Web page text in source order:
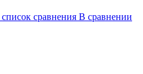
сравнения В сравнении